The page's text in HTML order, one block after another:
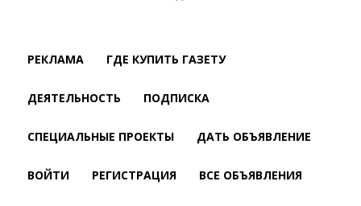
РЕКЛАМА ГДЕ КУПИТЬ ГАЗЕТУ
ДЕЯТЕЛЬНОСТЬ ПОДПИСКА
СПЕЦИАЛЬНЫЕ ПРОЕКТЫ ДАТЬ ОБЪЯВЛЕНИЕ
ВОЙТИ РЕГИСТРАЦИЯ ВСЕ ОБЪЯВЛЕНИЯ